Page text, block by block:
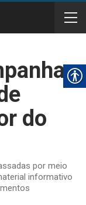
do
por meio
informativo